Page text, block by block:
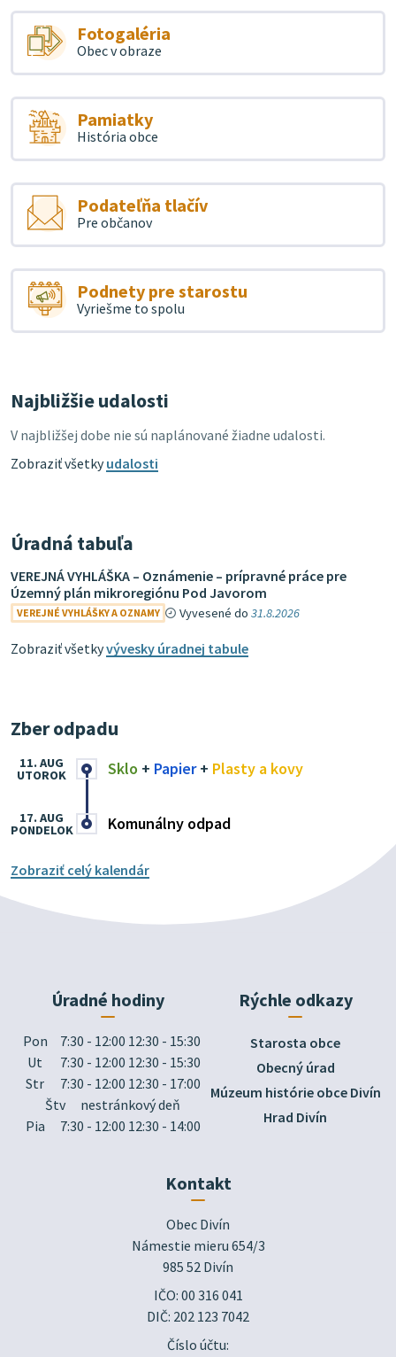
Fotogaléria
Obec v obraze
Pamiatky
História obce
Podateľňa tlačív
Pre občanov
Podnety pre starostu
Vyriešme to spolu
Najbližšie udalosti
V najbližšej dobe nie sú naplánované žiadne udalosti.
Zobraziť všetkyudalosti
Úradná tabuľa
VEREJNÁ VYHLÁŠKA – Oznámenie – prípravné práce pre
Územný plán mikroregiónu Pod Javorom
VEREJNÉ VYHLÁŠKY A OZNAMY Vyvesené do31.8.2026
Zobraziť všetkyvývesky úradnej tabule
Zber odpadu
Sklo + Papier+ Plasty a kovy
11. AUG
UTOROK
Komunálny odpad
17. AUG
PONDELOK
Zobraziť celý kalendár
Úradné hodiny
Pon
7:30 - 12:00 12:30 - 15:30
Ut
7:30 - 12:00 12:30 - 15:30
Str
7:30 - 12:00 12:30 - 17:00
Štv
nestránkový deň
Pia
7:30 - 12:00 12:30 - 14:00
Rýchle odkazy
Starosta obce
Obecný úrad
Múzeum histórie obce Divín
Hrad Divín
Kontakt
Obec Divín
Námestie mieru 654/3
985 52 Divín
IČO: 00 316 041
DIČ: 202 123 7042
Číslo účtu: